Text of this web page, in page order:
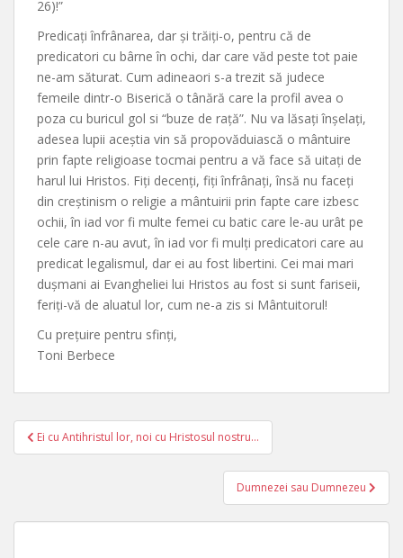
26)!”
Predicați înfrânarea, dar și trăiți-o, pentru că de
predicatori cu bârne în ochi, dar care văd peste tot paie
ne-am săturat. Cum adineaori s-a trezit să judece
femeile dintr-o Biserică o tânără care la profil avea o
poza cu buricul gol si “buze de rață”. Nu va lăsați înșelați,
adesea lupii aceștia vin să propovăduiască o mântuire
prin fapte religioase tocmai pentru a vă face să uitați de
harul lui Hristos. Fiți decenți, fiți înfrânați, însă nu faceți
din creștinism o religie a mântuirii prin fapte care izbesc
ochii, în iad vor fi multe femei cu batic care le-au urât pe
cele care n-au avut, în iad vor fi mulți predicatori care au
predicat legalismul, dar ei au fost libertini. Cei mai mari
dușmani ai Evangheliei lui Hristos au fost si sunt fariseii,
feriți-vă de aluatul lor, cum ne-a zis si Mântuitorul!
Cu prețuire pentru sfinți,
Toni Berbece
Post
navigation
Ei cu Antihristul lor, noi cu Hristosul nostru…
Dumnezei sau Dumnezeu